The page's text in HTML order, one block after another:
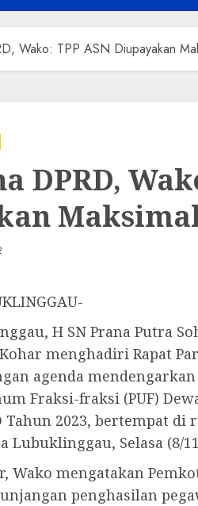
Wako: TPP ASN Diupayakan
DPRD,
H SN Prana Putra
menghadiri Rapat
agenda mendengarkan
Fraksi-fraksi (PUF)
Tahun 2023, bertempat di
Lubuklinggau, Selasa (8/
Wako mengatakan
penghasilan